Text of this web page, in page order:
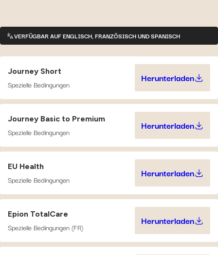
VERFÜGBAR AUF ENGLISCH, FRANZÖSISCH UND SPANISCH
Journey Short
Spezielle Bedingungen
Herunterladen
Journey
Journey Basic to Premium
Spezielle Bedingungen
Herunterladen
Journey
EU Health
Spezielle Bedingungen
Herunterladen
EU Health
Epion TotalCare
Spezielle Bedingungen (FR)
Herunterladen
Epion